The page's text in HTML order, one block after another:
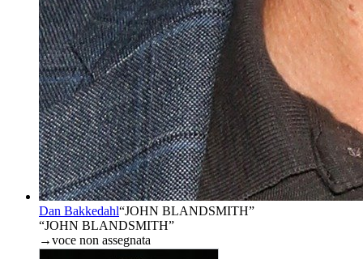
Dan Bakkedahl“JOHN BLANDSMITH”
“JOHN BLANDSMITH”
→voce non assegnata